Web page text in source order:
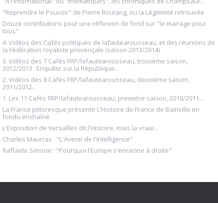
"Reprendre le Pouvoir" de Pierre Boutang, ou la Légitimité retrouvée
Douze contributions pour une réflexion de fond sur "le mariage pour
tous"
4. Vidéos des Cafés politiques de lafautearousseau, et des réunions de
la Fédération royaliste provençale (saison 2013/2014)
3. Vidéos des 7 Cafés FRP/lafautearousseau, troisième saison,
2012/2013 : Enquête sur la République...
2. Vidéos des 8 Cafés FRP/lafautearousseau, deuxième saison,
2011/2012...
1. Les 11 Cafés FRP/lafautearousseau, première saison, 2010/2011...
La France pittoresque présente L'Histoire de France de Bainville en
fondu enchaîné
L'Exposition de Versailles dit l'Histoire, mais la vraie...
Charles Maurras : "L'Avenir de l'Intelligence"
Raffaele Simone : "Pourquoi l'Europe s'enracine à droite"